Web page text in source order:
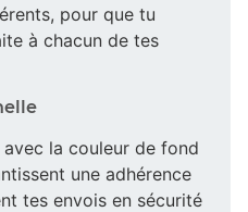
pour que tu
à chacun de tes
la couleur de fond
une adhérence
tes envois en sécurité